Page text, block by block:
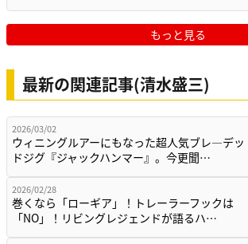
もっと見る
最新の関連記事(清水盛三)
2026/03/02
ウィニングルアーにもなった超人気ブレ―デッ
ドジグ『ジャックハンマー』。今更聞…
2026/02/28
巻くなら「ローギア」！トレーラーフックは
「NO」！リビングレジェンドが語るハ…